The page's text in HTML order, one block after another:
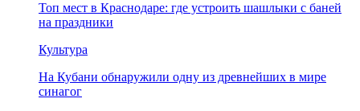
Топ мест в Краснодаре: где устроить шашлыки с баней
на праздники
Культура
На Кубани обнаружили одну из древнейших в мире
синагог